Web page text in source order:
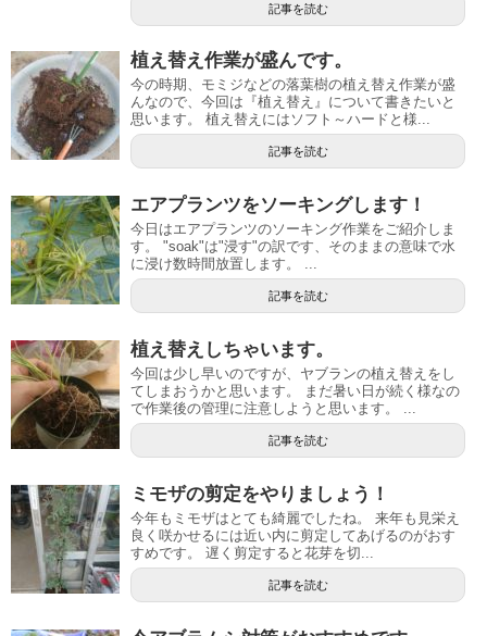
記事を読む
植え替え作業が盛んです。
今の時期、モミジなどの落葉樹の植え替え作業が盛
んなので、今回は『植え替え』について書きたいと
思います。 植え替えにはソフト～ハードと様...
記事を読む
エアプランツをソーキングします！
今日はエアプランツのソーキング作業をご紹介しま
す。 "soak"は"浸す"の訳です、そのままの意味で水
に浸け数時間放置します。 ...
記事を読む
植え替えしちゃいます。
今回は少し早いのですが、ヤブランの植え替えをし
てしまおうかと思います。 まだ暑い日が続く様なの
で作業後の管理に注意しようと思います。 ...
記事を読む
ミモザの剪定をやりましょう！
今年もミモザはとても綺麗でしたね。 来年も見栄え
良く咲かせるには近い内に剪定してあげるのがおす
すめです。 遅く剪定すると花芽を切...
記事を読む